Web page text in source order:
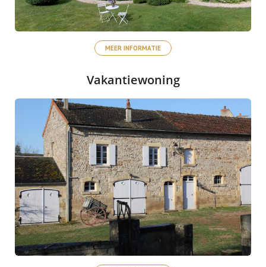
MEER INFORMATIE
Vakantiewoning